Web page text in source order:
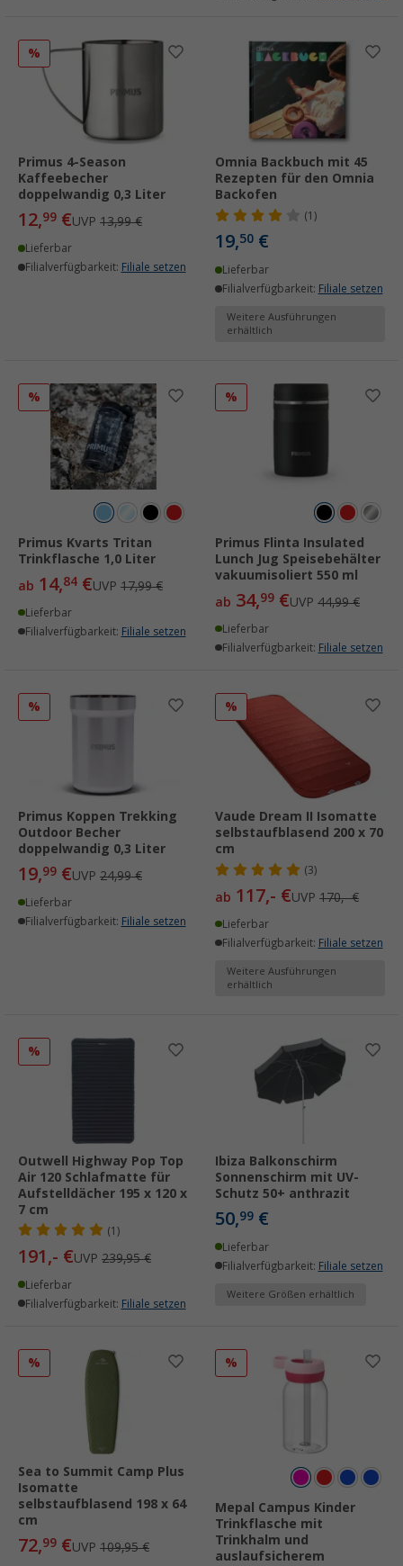
%
Primus 4-Season
Kaffeebecher
doppelwandig 0,3 Liter
12,99 €UVP 13,99 €
Lieferbar
Filialverfügbarkeit: Filiale setzen
Omnia Backbuch mit 45
Rezepten für den Omnia
Backofen
(1)
19,50 €
Lieferbar
Filialverfügbarkeit: Filiale setzen
Weitere Ausführungen
erhältlich
%
Primus Kvarts Tritan
Trinkflasche 1,0 Liter
ab 14,84 €UVP 17,99 €
Lieferbar
Filialverfügbarkeit: Filiale setzen
%
Primus Flinta Insulated
Lunch Jug Speisebehälter
vakuumisoliert 550 ml
ab 34,99 €UVP 44,99 €
Lieferbar
Filialverfügbarkeit: Filiale setzen
%
Primus Koppen Trekking
Outdoor Becher
doppelwandig 0,3 Liter
19,99 €UVP 24,99 €
Lieferbar
Filialverfügbarkeit: Filiale setzen
%
Vaude Dream II Isomatte
selbstaufblasend 200 x 70
cm
(3)
ab 117,- €UVP 170,- €
Lieferbar
Filialverfügbarkeit: Filiale setzen
Weitere Ausführungen
erhältlich
%
Outwell Highway Pop Top
Air 120 Schlafmatte für
Aufstelldächer 195 x 120 x
7 cm
(1)
191,- €UVP 239,95 €
Lieferbar
Filialverfügbarkeit: Filiale setzen
Ibiza Balkonschirm
Sonnenschirm mit UV-
Schutz 50+ anthrazit
50,99 €
Lieferbar
Filialverfügbarkeit: Filiale setzen
Weitere Größen erhältlich
%
Sea to Summit Camp Plus
Isomatte
selbstaufblasend 198 x 64
cm
72,99 €UVP 109,95 €
%
Mepal Campus Kinder
Trinkflasche mit
Trinkhalm und
auslaufsicherem